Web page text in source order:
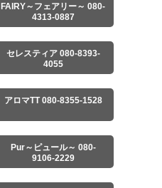
FAIRY～フェアリー～ 080-
4313-0887
セレスティア 080-8393-
4055
アロマTT 080-8355-1528
Pur～ピュール～ 080-
9106-2229